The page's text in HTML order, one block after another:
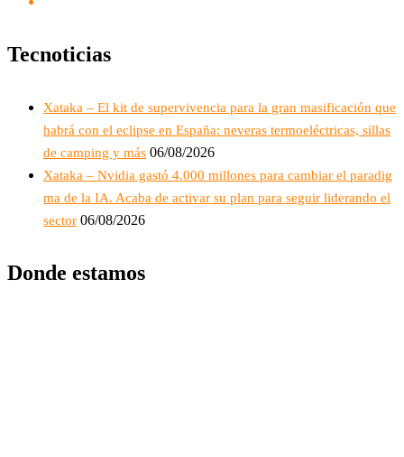
Tecnoticias
Xataka – El kit de supervivencia para la gran masificación que
habrá con el eclipse en España: neveras termoeléctricas, sillas
de camping y más 06/08/2026
Xataka – Nvidia gastó 4.000 millones para cambiar el paradig
ma de la IA. Acaba de activar su plan para seguir liderando el
sector 06/08/2026
Donde estamos